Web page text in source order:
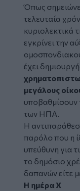
Όπως
τελευταία
κυριολεκτικά
εγκρίνει την
έχει
μεγάλους
υποβαθμίσουν
των ΗΠΑ.
Η
παρόλο που η
υπεύθυνη για
το δημόσιο
δαπανών είτε
Η ημέρα Χ